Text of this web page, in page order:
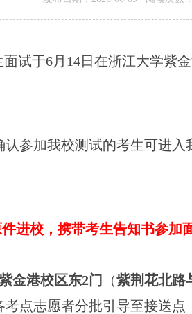
面试于6月 14日在浙江大学紫
参加我校测试的考生可进入
进校，携带考生告知书参加
金港校区东2门 （紫荆花北路
点志愿者分批引导至接送点